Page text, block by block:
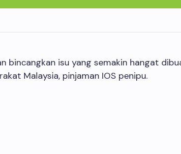
bincangkan isu yang semakin hangat
Malaysia, pinjaman IOS penipu.